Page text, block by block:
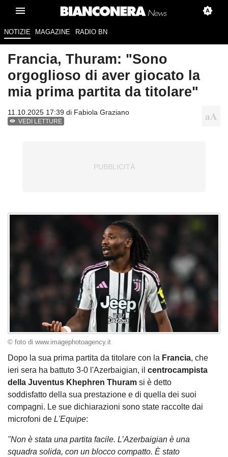
NOTIZIE MAGAZINE RADIO BN
Francia, Thuram: "Sono
orgoglioso di aver giocato la
mia prima partita da titolare"
11.10.2025 17:39 di Fabiola Graziano
VEDI LETTURE
© foto di www.imagephotoagency.it
Dopo la sua prima partita da titolare con la Francia, che
ieri sera ha battuto 3-0 l'Azerbaigian, il centrocampista
della Juventus Khephren Thuram si è detto
soddisfatto della sua prestazione e di quella dei suoi
compagni. Le sue dichiarazioni sono state raccolte dai
microfoni de L'Equipe:
"Non è stata una partita facile. L’Azerbaigian è una
squadra solida, con un blocco compatto. È stato